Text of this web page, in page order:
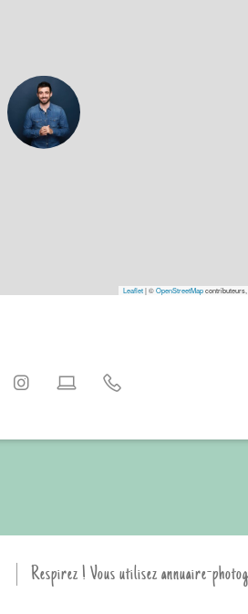
Leaflet|©OpenStreetMap
Respirez ! Vous utilisez annuaire-